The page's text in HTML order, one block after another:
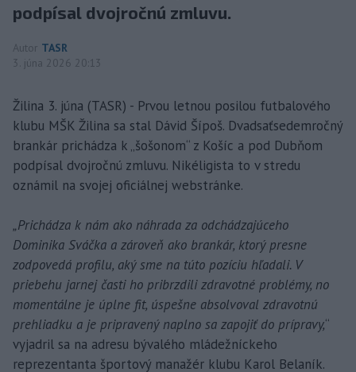
podpísal dvojročnú zmluvu.
Autor TASR
3. júna 2026 20:13
Žilina 3. júna (TASR) - Prvou letnou posilou futbalového
klubu MŠK Žilina sa stal Dávid Šípoš. Dvadsaťsedemročný
brankár prichádza k „šošonom“ z Košíc a pod Dubňom
podpísal dvojročnú zmluvu. Nikéligista to v stredu
oznámil na svojej oficiálnej webstránke.
„Prichádza k nám ako náhrada za odchádzajúceho
Dominika Sváčka a zároveň ako brankár, ktorý presne
zodpovedá profilu, aký sme na túto pozíciu hľadali. V
priebehu jarnej časti ho pribrzdili zdravotné problémy, no
momentálne je úplne fit, úspešne absolvoval zdravotnú
prehliadku a je pripravený naplno sa zapojiť do prípravy,“
vyjadril sa na adresu bývalého mládežníckeho
reprezentanta športový manažér klubu Karol Belaník.